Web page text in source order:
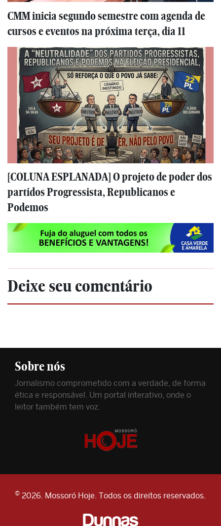
CMM inicia segundo semestre com agenda de
cursos e eventos na próxima terça, dia 11
[COLUNA ESPLANADA] O projeto de poder dos
partidos Progressista, Republicanos e
Podemos
Deixe seu comentário
Sobre nós
Jornalismo comprometido com a verdade, de forma
ética e responsável. Um portal interativo, onde o
leitor também tem voz.
© 2026. Mossoró Hoje. Todos os direitos reservados.